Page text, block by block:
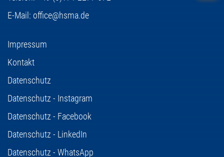
E-Mail: office@hsma.de
Impressum
Kontakt
Datenschutz
Datenschutz - Instagram
Datenschutz - Facebook
Datenschutz - LinkedIn
Datenschutz - WhatsApp